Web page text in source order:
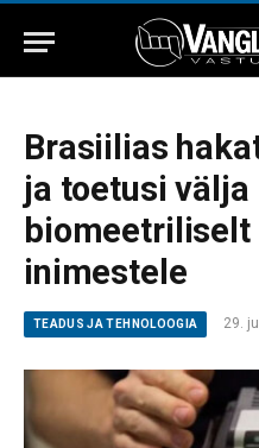
Brasiilias
ja toetusi
biomeetriliselt
inimestele
TEADUS JA TEHNOLOOGIA 29.